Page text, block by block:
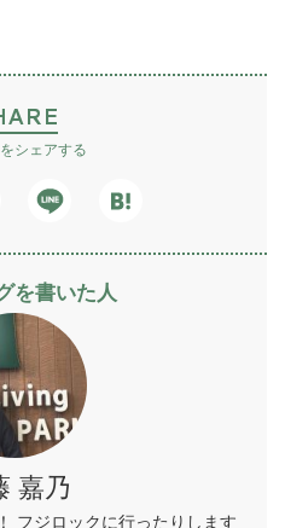
シェアする
を書いた人
嘉乃
フジロックに行ったりします